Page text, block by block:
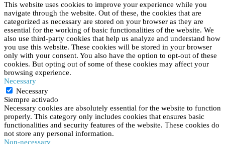
This website uses cookies to improve your experience while you
navigate through the website. Out of these, the cookies that are
categorized as necessary are stored on your browser as they are
essential for the working of basic functionalities of the website. We
also use third-party cookies that help us analyze and understand how
you use this website. These cookies will be stored in your browser
only with your consent. You also have the option to opt-out of these
cookies. But opting out of some of these cookies may affect your
browsing experience.
Necessary
Necessary
Siempre activado
Necessary cookies are absolutely essential for the website to function
properly. This category only includes cookies that ensures basic
functionalities and security features of the website. These cookies do
not store any personal information.
Non-necessary